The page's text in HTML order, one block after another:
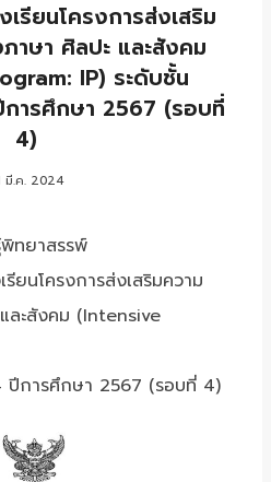
รียนโครงการส่งเสริม
าษา ศิลปะ และสังคม
IP) ระดับชั้น
ารศึกษา 2567 (รอบที่
4)
มี.ค. 2024
พิทยาสรรพ์
ยนโครงการส่งเสริมความ
ละสังคม (Intensive
ปีการศึกษา 2567 (รอบที่ 4)